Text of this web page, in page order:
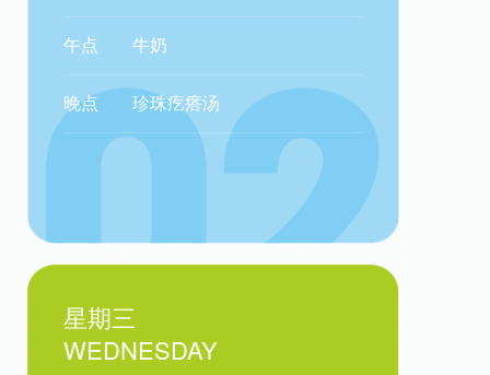
午点 牛奶
晚点 珍珠疙瘩汤
星期三
WEDNESDAY